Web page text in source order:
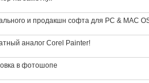
и продакшн софта для PC & MAC
аналог Corel Painter!
в фотошопе